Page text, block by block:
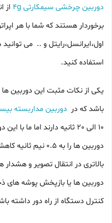
دوربین چرخشی سیمکارتی 4g
از
برخوردار هستند که شما با هر
اول،ایرانسل،رایتل و .. می توانید
استفاده کنید.
یکی از نکات مثبت این دوربین
باشد که در دوربین مداربسته
10 الی 20 ثانیه دارند اما ما
دوربین ها را به 0.5
بالاتری در انتقال تصویر و
دوربین ها یا بازپخش پوشه های
کنترل دستگاه از راه دور داشته